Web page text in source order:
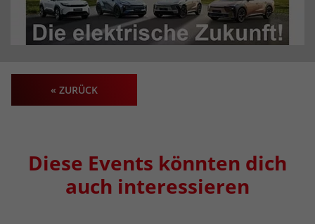
« ZURÜCK
Diese Events könnten dich
auch interessieren